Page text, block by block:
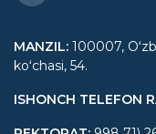
MANZIL: 100007,
koʻchasi, 54.
ISHONCH TELEFON